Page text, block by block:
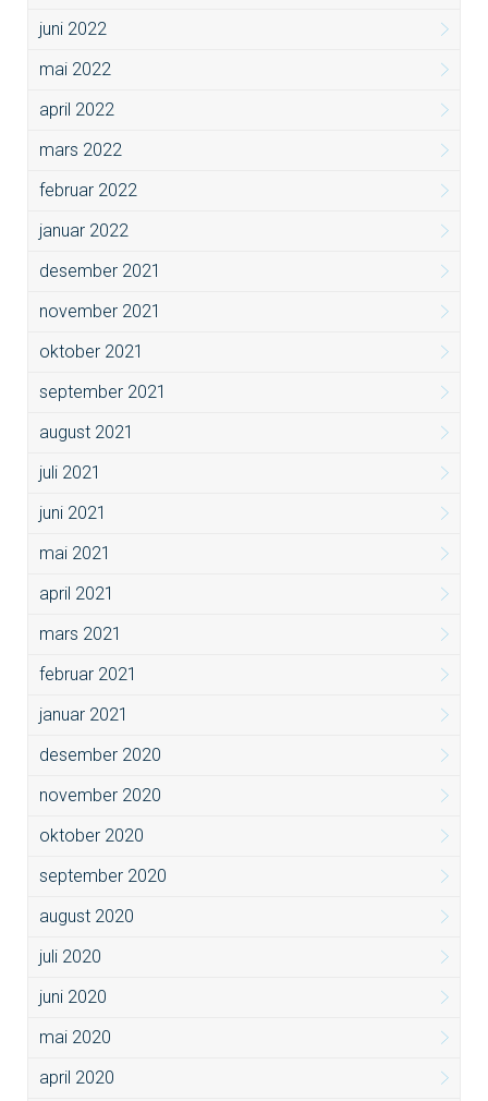
juni 2022
mai 2022
april 2022
mars 2022
februar 2022
januar 2022
desember 2021
november 2021
oktober 2021
september 2021
august 2021
juli 2021
juni 2021
mai 2021
april 2021
mars 2021
februar 2021
januar 2021
desember 2020
november 2020
oktober 2020
september 2020
august 2020
juli 2020
juni 2020
mai 2020
april 2020